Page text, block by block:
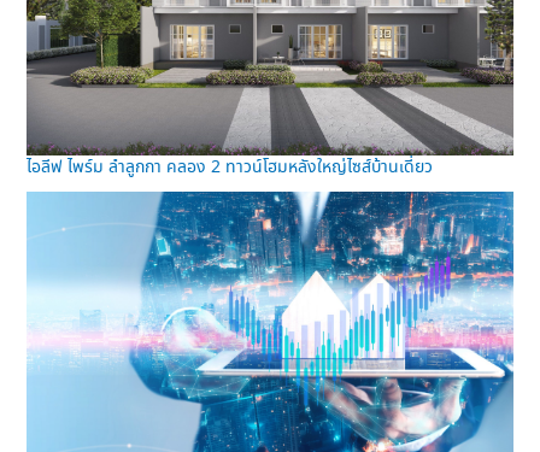
ไอลีฟ ไพร์ม ลำลูกกา คลอง 2 ทาวน์โฮมหลังใหญ่ไซส์บ้านเดี่ยว